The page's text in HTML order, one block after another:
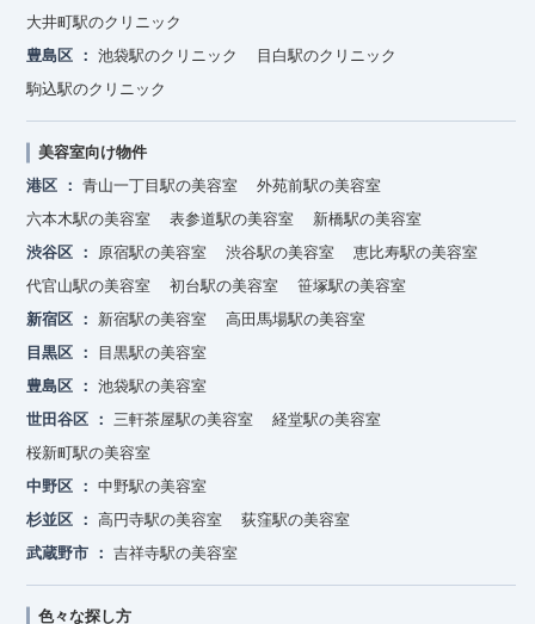
大井町駅のクリニック
豊島区
池袋駅のクリニック
目白駅のクリニック
駒込駅のクリニック
美容室向け物件
港区
青山一丁目駅の美容室
外苑前駅の美容室
六本木駅の美容室
表参道駅の美容室
新橋駅の美容室
渋谷区
原宿駅の美容室 渋谷駅の美容室
恵比寿駅の美容室
代官山駅の美容室
初台駅の美容室
笹塚駅の美容室
新宿区
新宿駅の美容室
高田馬場駅の美容室
目黒区
目黒駅の美容室
豊島区
池袋駅の美容室
世田谷区
三軒茶屋駅の美容室
経堂駅の美容室
桜新町駅の美容室
中野区
中野駅の美容室
杉並区
高円寺駅の美容室
荻窪駅の美容室
武蔵野市
吉祥寺駅の美容室
色々な探し方